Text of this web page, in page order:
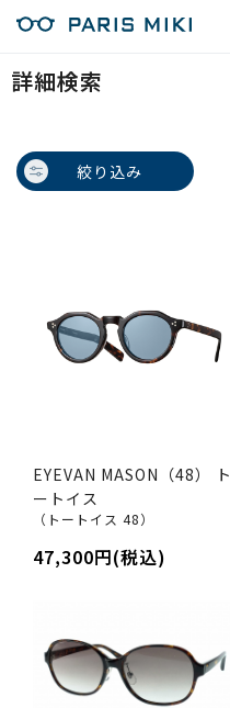
詳細検索
絞り込み
EYEVAN MASON（48） ト
ートイス
（トートイス 48）
47,300円(税込)